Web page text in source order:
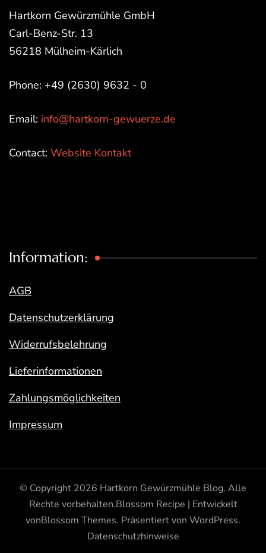
Hartkorn Gewürzmühle GmbH
Carl-Benz-Str. 13
56218 Mülheim-Kärlich
Phone: +49 (2630) 9632 - 0
Email: info@hartkorn-gewuerze.de
Contact: Website Kontakt
Information:
AGB
Datenschutzerklärung
Widerrufsbelehrung
Lieferinformationen
Zahlungsmöglichkeiten
Impressum
© Copyright 2026 Hartkorn Gewürzmühle Blog. Alle
Rechte vorbehalten.Blossom Recipe | Entwickelt
vonBlossom Themes. Präsentiert von WordPress.
Datenschutzhinweise